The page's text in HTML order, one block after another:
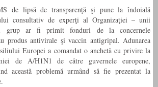
de lipsă de transparenţă şi pune la îndoială
consultativ de experţi al Organizaţiei – unii
grup ar fi primit fonduri de la concernele
produs antivirale şi vaccin antigripal. Adunarea
Europei a comandat o anchetă cu privire la
de A/H1N1 de către guvernele europene,
această problemă urmând să fie prezentat la